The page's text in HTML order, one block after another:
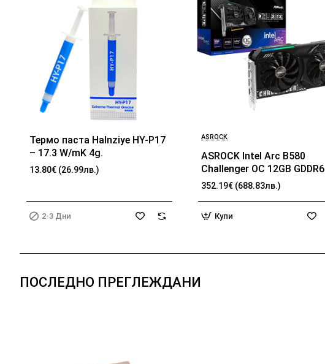
БЕСТСЕЛЪР
2-3 Дни
Термо паста Halnziye HY-P17
– 17.3 W/mK 4g.
13.80€ (26.99лв.)
2-3 Дни
ASROCK
ASROCK Intel Arc B580
Challenger OC 12GB GDDR6
192-bit HDMI 3x DP
352.19€ (688.83лв.)
Купи
ПОСЛЕДНО ПРЕГЛЕЖДАНИ